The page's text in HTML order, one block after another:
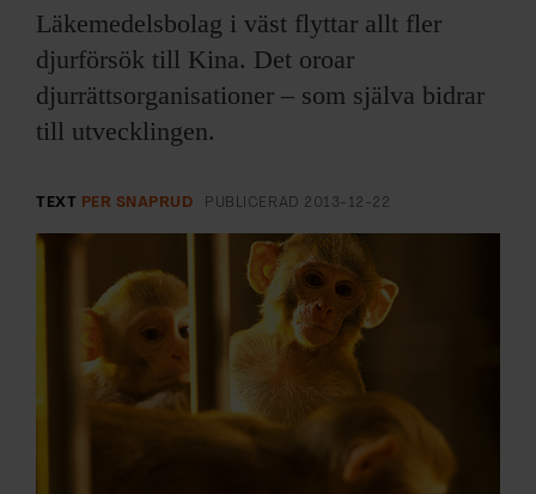
ARKIV & E-TIDNING
LYSSNA/PODD
EVENEMANG & RESOR
SHOP
KONTAKTA F&F
SKRIV I F&F
PRENUMERERA PÅ F&F
Läkemedelsbolag i väst flyttar allt fler
djurförsök till Kina. Det oroar
djurrättsorganisationer – som själva bidrar
till utvecklingen.
TEXT PER SNAPRUD PUBLICERAD 2013-12-22